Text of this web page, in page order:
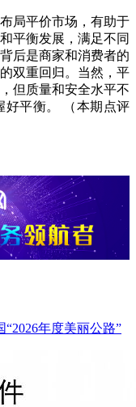
局平价市场，有助于
平衡发展，满足不同
后是商家和消费者的
双重回归。当然，平
但质量和安全水平不
好平衡。 （本期点评
年度美丽公路”